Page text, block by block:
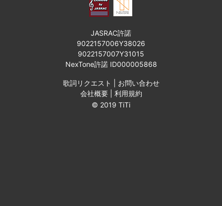
JASRAC許諾
9022157006Y38026
9022157007Y31015
NexTone許諾 ID000005868
歌詞リクエスト
お問い合わせ
会社概要| 利用規約
© 2019 TiTi